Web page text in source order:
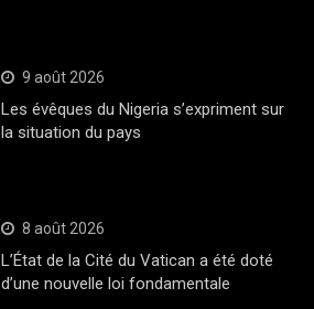
9 août 2026
Les évêques du Nigeria s’expriment sur
la situation du pays
8 août 2026
L’État de la Cité du Vatican a été doté
d’une nouvelle loi fondamentale